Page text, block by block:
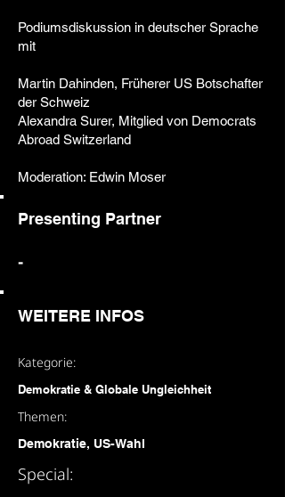
Podiumsdiskussion in deutscher Sprache
mit
Martin Dahinden, Früherer US Botschafter
der Schweiz
Alexandra Surer, Mitglied von Democrats
Abroad Switzerland
Moderation: Edwin Moser
Presenting Partner
-
WEITERE INFOS
Kategorie:
Demokratie & Globale Ungleichheit
Themen:
Demokratie, US-Wahl
Special: